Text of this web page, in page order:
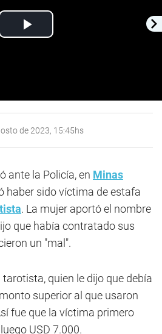
Play
de 2023, 15:45hs
ante la Policía, en Minas
haber sido víctima de estafa
. La mujer aportó el nombre
que había contratado sus
un "mal".
quien le dijo que debía
superior al que usaron
fue que la víctima primero
USD 7.000.